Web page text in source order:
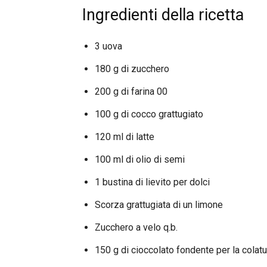
Ingredienti della ricetta
3 uova
180 g di zucchero
200 g di farina 00
100 g di cocco grattugiato
120 ml di latte
100 ml di olio di semi
1 bustina di lievito per dolci
Scorza grattugiata di un limone
Zucchero a velo q.b.
150 g di cioccolato fondente per la